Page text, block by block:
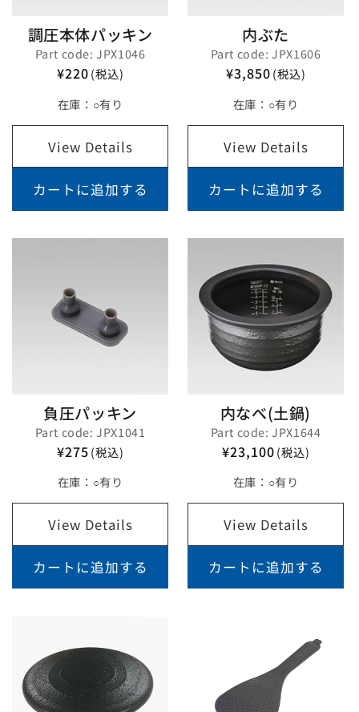
調圧本体パッキン
Part code: JPX1046
¥220(税込)
在庫： ○有り
View Details
カートに追加する
内ぶた
Part code: JPX1606
¥3,850(税込)
在庫： ○有り
View Details
カートに追加する
負圧パッキン
Part code: JPX1041
¥275(税込)
在庫： ○有り
View Details
カートに追加する
内なべ(土鍋)
Part code: JPX1644
¥23,100(税込)
在庫： ○有り
View Details
カートに追加する